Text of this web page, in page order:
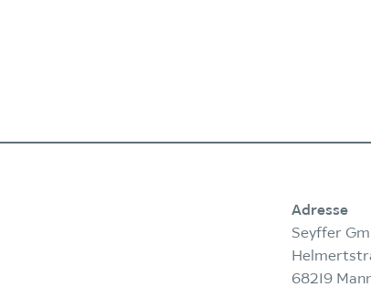
Adresse
Seyffer
68219